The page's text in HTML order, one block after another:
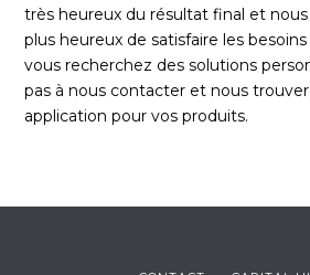
très heureux du résultat final et
plus heureux de satisfaire les
vous recherchez des solutions
pas à nous contacter et nous
application pour vos produits.